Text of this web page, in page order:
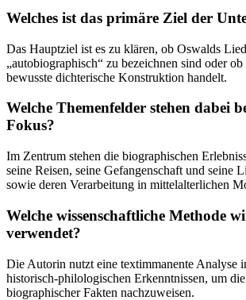
Welches ist das primäre Ziel der
Das Hauptziel ist es zu klären, ob Oswalds
„autobiographisch“ zu bezeichnen sind oder
bewusste dichterische Konstruktion handelt.
Welche Themenfelder stehen dabei
Fokus?
Im Zentrum stehen die biographischen
seine Reisen, seine Gefangenschaft und seine
sowie deren Verarbeitung in mittelalterlichen
Welche wissenschaftliche Methode
verwendet?
Die Autorin nutzt eine textimmanente Analyse
historisch-philologischen Erkenntnissen, um
biographischer Fakten nachzuweisen.